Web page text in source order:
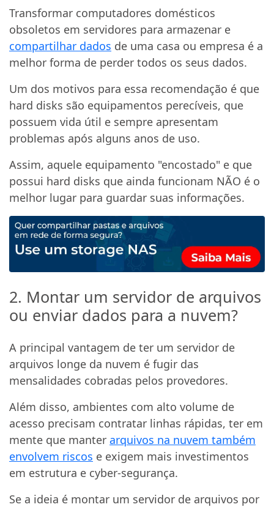
Transformar computadores domésticos
obsoletos em servidores para armazenar e
compartilhar dados de uma casa ou empresa é a
melhor forma de perder todos os seus dados.
Um dos motivos para essa recomendação é que
hard disks são equipamentos perecíveis, que
possuem vida útil e sempre apresentam
problemas após alguns anos de uso.
Assim, aquele equipamento "encostado" e que
possui hard disks que ainda funcionam NÃO é o
melhor lugar para guardar suas informações.
2. Montar um servidor de arquivos
ou enviar dados para a nuvem?
A principal vantagem de ter um servidor de
arquivos longe da nuvem é fugir das
mensalidades cobradas pelos provedores.
Além disso, ambientes com alto volume de
acesso precisam contratar linhas rápidas, ter em
mente que manter arquivos na nuvem também
envolvem riscos e exigem mais investimentos
em estrutura e cyber-segurança.
Se a ideia é montar um servidor de arquivos por